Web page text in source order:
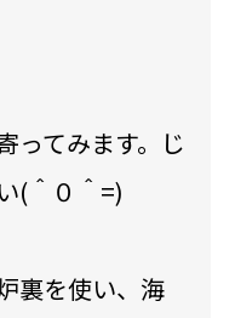
ってみます。じ
(＾０＾=)
裏を使い、海